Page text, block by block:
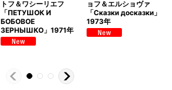
トフ＆ワシーリエフ
「ПЕТУШОК И
БОБОВОЕ
ЗЕРНЫШКО」1971年
ョフ＆エルショヴァ
「Сказки досказки」
1973年